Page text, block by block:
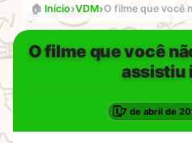
🏠 Início›VDM›
O filme que você
assistiu
🗓️7 de abril de